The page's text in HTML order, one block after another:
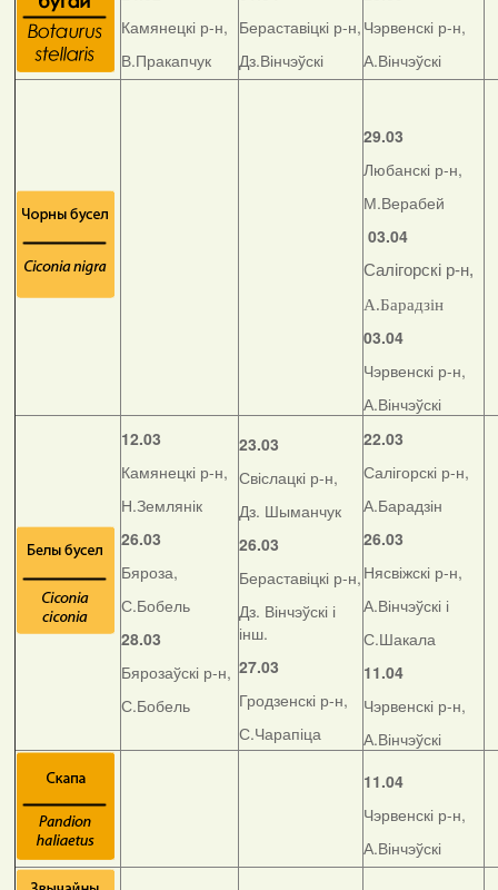
Камянецкі р-н,
В.Пракапчук
Бераставіцкі р-н,
Дз.Вінчэўскі
Чэрвенскі р-н,
А.Вінчэўскі
29.03
Любанскі р-н,
М.Верабей
03.04
Салігорскі р-н,
А.Барадзін
03.04
Чэрвенскі р-н,
А.Вінчэўскі
12.03
Камянецкі р-н,
Н.Землянік
26.03
Бяроза,
С.Бобель
28.03
Бярозаўскі р-н,
С.Бобель
23.03
Свіслацкі р-н,
Дз. Шыманчук
26.03
Бераставіцкі р-н,
Дз. Вінчэўскі і
інш.
27.03
Гродзенскі р-н,
С.Чарапіца
22.03
Салігорскі р-н,
А.Барадзін
26.03
Нясвіжскі р-н,
А.Вінчэўскі і
С.Шакала
11.04
Чэрвенскі р-н,
А.Вінчэўскі
11.04
Чэрвенскі р-н,
А.Вінчэўскі